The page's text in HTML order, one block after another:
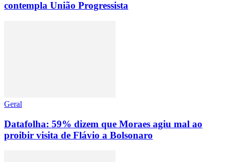
contempla União Progressista
Geral
Datafolha: 59% dizem que Moraes agiu mal ao
proibir visita de Flávio a Bolsonaro